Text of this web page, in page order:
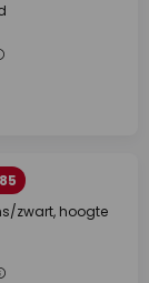
zwart, hoogte